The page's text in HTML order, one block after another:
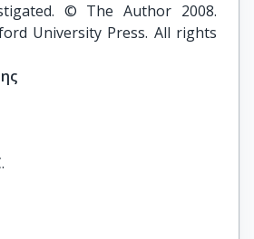
© The Author 2008.
University Press. All rights